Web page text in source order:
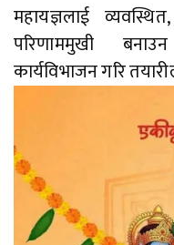
महायज्ञलाई
परिणाममुखी
कार्यविभाजन गरि